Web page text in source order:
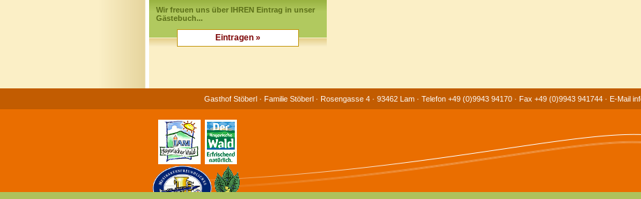
Wir freuen uns über IHREN Eintrag in unser
Gästebuch...
Eintragen »
Gasthof Stöberl · Familie Stöberl · Rosengasse 4 · 93462 Lam · Telefon +49 (0)9943 94170 · Fax +49 (0)9943 941744 · E-Mail